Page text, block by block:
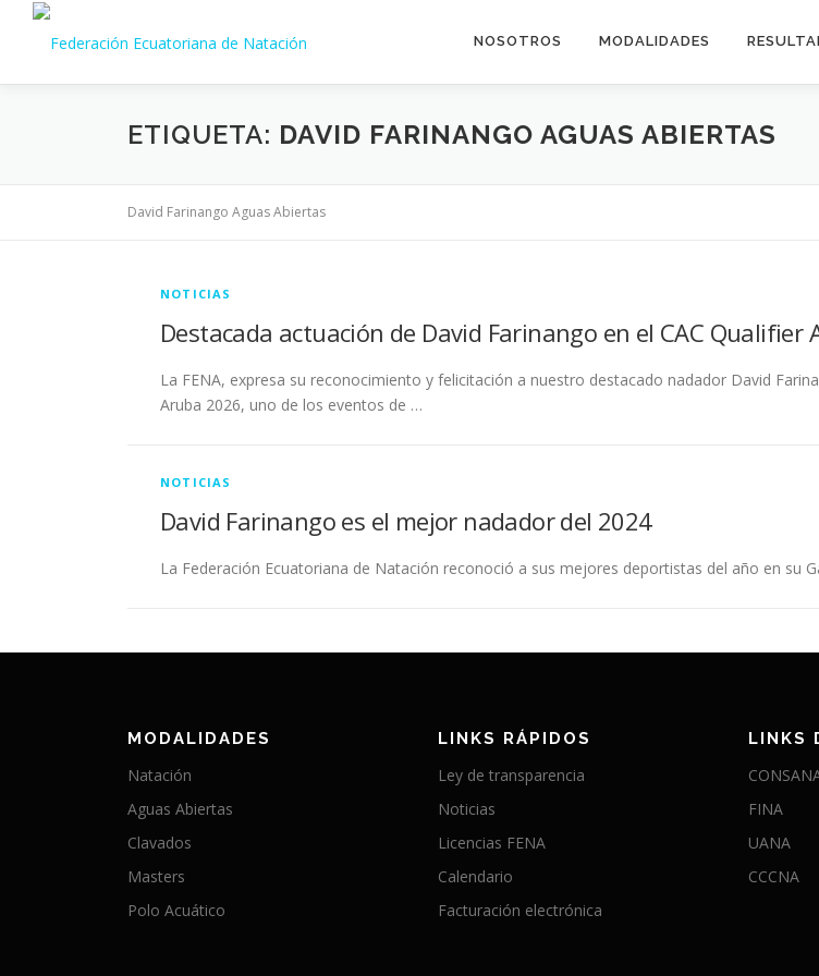
Saltar
NOSOTROS MODALIDADES
ETIQUETA: DAVID FARINANGO AGUAS ABIERTAS
David Farinango Aguas Abiertas
NOTICIAS
Destacada actuación de David Farinango en el CAC Qualifier
La FENA, expresa su reconocimiento y felicitación a nuestro destacado nadador David
Aruba 2026, uno de los eventos de …
NOTICIAS
David Farinango es el mejor nadador del 2024
La Federación Ecuatoriana de Natación reconoció a sus mejores deportistas del año en su
MODALIDADES
Natación
Aguas Abiertas
Clavados
Masters
Polo Acuático
LINKS RÁPIDOS
Ley de transparencia
Noticias
Licencias FENA
Calendario
Facturación electrónica
LINKS
FINA
UANA
CCCNA